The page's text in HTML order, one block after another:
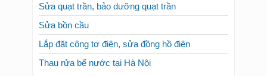
Sửa quạt trần, bảo dưỡng quạt trần
Sửa bồn cầu
Lắp đặt công tơ điện, sửa đồng hồ điện
Thau rửa bể nước tại Hà Nội